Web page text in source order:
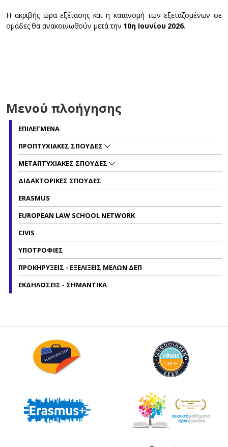
Η ακριβής ώρα εξέτασης και η κατανομή των εξεταζομένων σε
ομάδες θα ανακοινωθούν μετά την 10η Ιουνίου 2026.
Μενού πλοήγησης
ΕΠΙΛΕΓΜΕΝΑ
ΠΡΟΠΤΥΧΙΑΚΕΣ ΣΠΟΥΔΕΣ
ΜΕΤΑΠΤΥΧΙΑΚΕΣ ΣΠΟΥΔΕΣ
ΔΙΔΑΚΤΟΡΙΚΕΣ ΣΠΟΥΔΕΣ
ERASMUS
EUROPEAN LAW SCHOOL NETWORK
CIVIS
ΥΠΟΤΡΟΦΙΕΣ
ΠΡΟΚΗΡΥΞΕΙΣ - ΕΞΕΛΙΞΕΙΣ ΜΕΛΩΝ ΔΕΠ
ΕΚΔΗΛΩΣΕΙΣ - ΣΗΜΑΝΤΙΚΑ